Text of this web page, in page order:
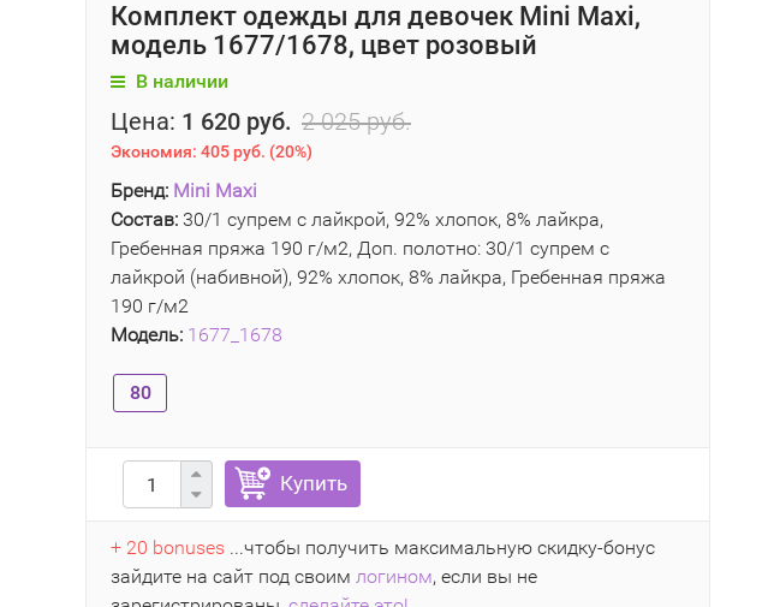
Комплект одежды для девочек Mini Maxi,
модель 1677/1678, цвет розовый
В наличии
Цена: 1 620 руб. 2 025 руб.
Экономия: 405 руб. (20%)
Бренд: Mini Maxi
Состав: 30/1 супрем с лайкрой, 92% хлопок, 8% лайкра,
Гребенная пряжа 190 г/м2, Доп. полотно: 30/1 супрем с
лайкрой (набивной), 92% хлопок, 8% лайкра, Гребенная пряжа
190 г/м2
Модель: 1677_1678
80
Купить
+ 20 bonuses ...чтобы получить максимальную скидку-бонус
зайдите на сайт под своим логином, если вы не